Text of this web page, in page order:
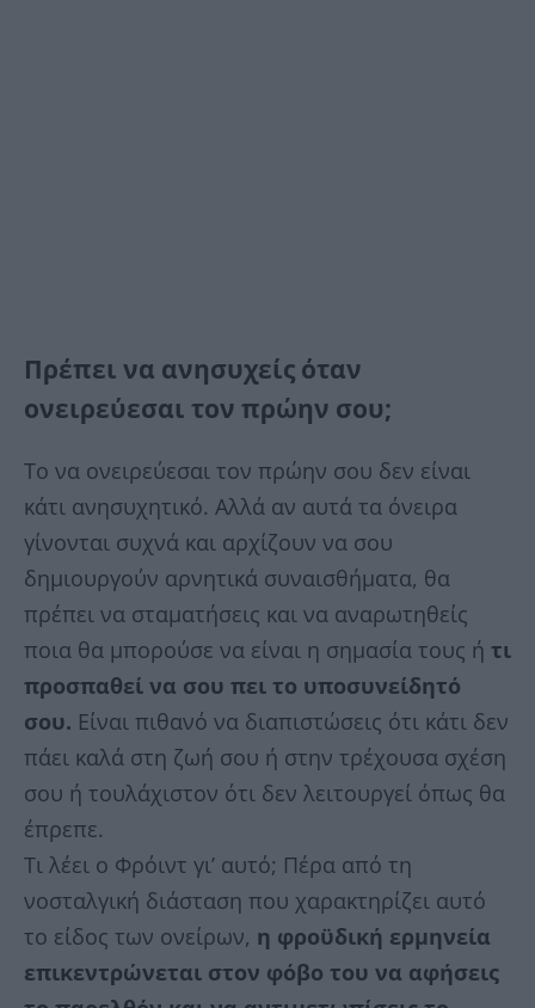
Πρέπει να ανησυχείς όταν
ονειρεύεσαι τον πρώην σου;
Το να ονειρεύεσαι τον πρώην σου δεν είναι
κάτι ανησυχητικό. Αλλά αν αυτά τα όνειρα
γίνονται συχνά και αρχίζουν να σου
δημιουργούν αρνητικά συναισθήματα, θα
πρέπει να σταματήσεις και να αναρωτηθείς
ποια θα μπορούσε να είναι η σημασία τους ή τι
προσπαθεί να σου πει το υποσυνείδητό
σου. Είναι πιθανό να διαπιστώσεις ότι κάτι δεν
πάει καλά στη ζωή σου ή στην τρέχουσα σχέση
σου ή τουλάχιστον ότι δεν λειτουργεί όπως θα
έπρεπε.
Τι λέει ο Φρόιντ γι’ αυτό; Πέρα από τη
νοσταλγική διάσταση που χαρακτηρίζει αυτό
το είδος των ονείρων, η φροϋδική ερμηνεία
επικεντρώνεται στον φόβο του να αφήσεις